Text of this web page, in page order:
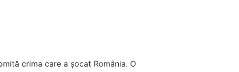
crima care a șocat România. O